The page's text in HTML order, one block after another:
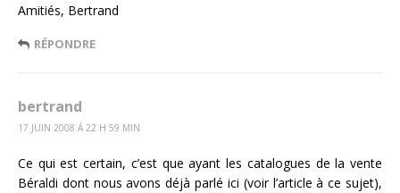
Amitiés, Bertrand
RÉPONDRE
bertrand
17 JUIN 2008 Á 22 H 59 MIN
Ce qui est certain, c’est que ayant les catalogues de la vente
Béraldi dont nous avons déjà parlé ici (voir l’article à ce sujet),